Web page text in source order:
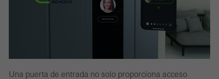
Una puerta de entrada no solo proporciona acceso